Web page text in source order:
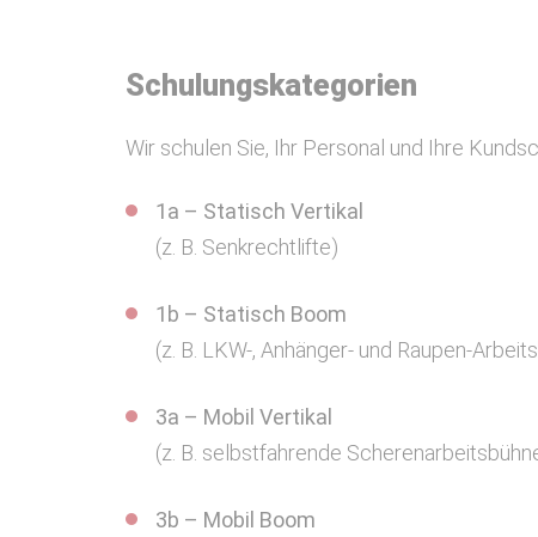
Schulungskategorien
Wir schulen Sie, Ihr Personal und Ihre
1a – Statisch Vertikal
(z. B. Senkrechtlifte)
1b – Statisch Boom
(z. B. LKW-, Anhänger- und Raupen-
3a – Mobil Vertikal
(z. B. selbstfahrende
3b – Mobil Boom